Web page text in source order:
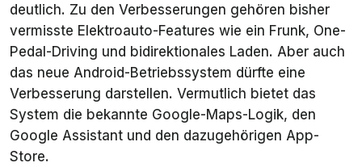
deutlich. Zu den Verbesserungen gehören bisher
vermisste Elektroauto-Features wie ein Frunk, One-
Pedal-Driving und bidirektionales Laden. Aber auch
das neue Android-Betriebssystem dürfte eine
Verbesserung darstellen. Vermutlich bietet das
System die bekannte Google-Maps-Logik, den
Google Assistant und den dazugehörigen App-
Store.